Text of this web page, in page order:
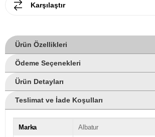
Karşılaştır
Ürün Özellikleri
Ödeme Seçenekleri
Ürün Detayları
Teslimat ve İade Koşulları
Marka Albatur